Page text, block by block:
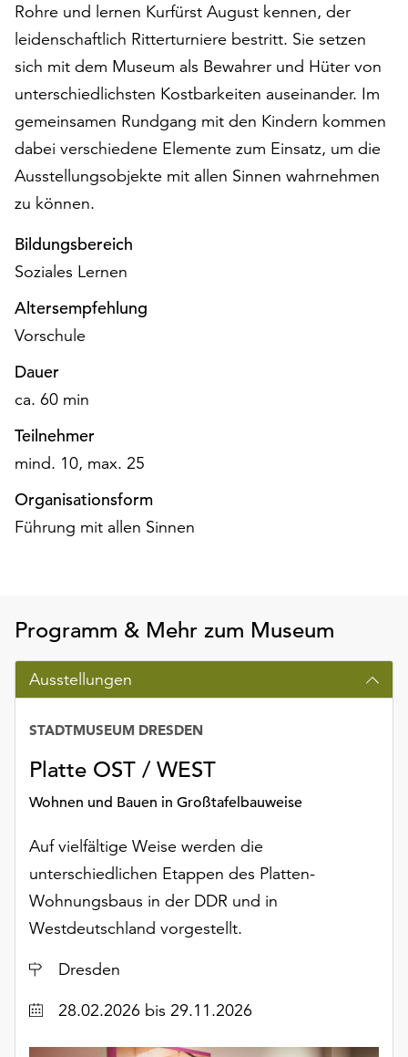
Sie
können
Ihr
jederzeit
ändern
und
widerrufen.
Dafür
steht
am
Ende
Seite
die
„Cookie-
Einstellungen“
Verfügung.
Funktionale
werden
auch
ausgeführt.
Möchten
Sie
die
verwendeten
anpassen,
Sie
Einstellungen
über
die
Schaltfläche
„Auswählen“.
Weitere
finden
Rohre und lernen Kurfürst August kennen, der
leidenschaftlich Ritterturniere bestritt. Sie setzen
sich mit dem Museum als Bewahrer und Hüter von
unterschiedlichsten Kostbarkeiten auseinander. Im
gemeinsamen Rundgang mit den Kindern kommen
dabei verschiedene Elemente zum Einsatz, um die
Ausstellungsobjekte mit allen Sinnen wahrnehmen
zu können.
Bildungsbereich
Soziales Lernen
Altersempfehlung
Vorschule
Dauer
ca. 60 min
Teilnehmer
mind. 10, max. 25
Organisationsform
Führung mit allen Sinnen
Programm & Mehr zum Museum
Ausstellungen
Platte OST / WEST
Wohnen und Bauen in Großtafelbauweise
STADTMUSEUM DRESDEN
Auf vielfältige Weise werden die
unterschiedlichen Etappen des Platten-
Wohnungsbaus in der DDR und in
Westdeutschland vorgestellt.
Ort
Dresden
Datum28.02.2026 bis 29.11.2026